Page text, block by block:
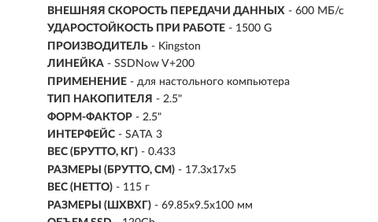
ВНЕШНЯЯ СКОРОСТЬ ПЕРЕДАЧИ ДАННЫХ - 600 МБ/с
УДАРОСТОЙКОСТЬ ПРИ РАБОТЕ - 1500 G
ПРОИЗВОДИТЕЛЬ - Kingston
ЛИНЕЙКА - SSDNow V+200
ПРИМЕНЕНИЕ - для настольного компьютера
ТИП НАКОПИТЕЛЯ - 2.5"
ФОРМ-ФАКТОР - 2.5"
ИНТЕРФЕЙС - SATA 3
ВЕС (БРУТТО, КГ) - 0.433
РАЗМЕРЫ (БРУТТО, СМ) - 17.3x17x5
ВЕС (НЕТТО) - 115 г
РАЗМЕРЫ (ШXВXГ) - 69.85x9.5x100 мм